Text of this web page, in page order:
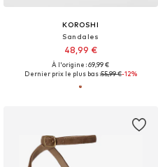
KOROSHI
Sandales
48,99 €
À l'origine : 69,99 €
Dernier prix le plus bas :55,99 €-12%